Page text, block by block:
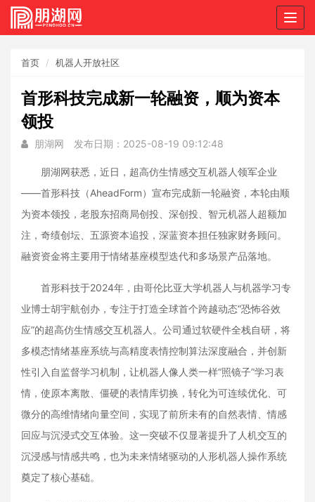
首页 机器人开放社区
首形科技完成新一轮融资，顺为资本
领投
朋湖网 发布日期：2025-08-19 09:12:48
朋湖网获悉，近日，超高仿生情感交互机器人领军企业
——首形科技（AheadForm）宣布完成新一轮融资，本轮由顺
为资本领投，老股东招商局创投、深创投、智元机器人超额加
注，奇绩创坛、五源资本追投，深蓝资本担任独家财务顾问。
融资资金将主要用于情绪基座模型迭代和多场景产品落地。
首形科技于2024年，由哥伦比亚大学机器人与机器学习专
业博士胡宇航创办，专注于打造全球首个跨越动态“恐怖谷效
应”的超高仿生情感交互机器人。公司通过软硬件全栈自研，将
多模态情绪基座系统与高精度表情控制算法深度融合，并创新
性引入自监督学习机制，让机器人像人类一样“照镜子”学习表
情，使原本离散、僵硬的表情库切换，转化为可连续优化、可
微分的高维情绪向量空间，实现了前所未有的自然表情、情感
回应与沉浸式交互体验。这一突破不仅显著提升了人机交互的
沉浸感与情感共鸣，也为未来情绪驱动的人形机器人操作系统
奠定了核心基础。